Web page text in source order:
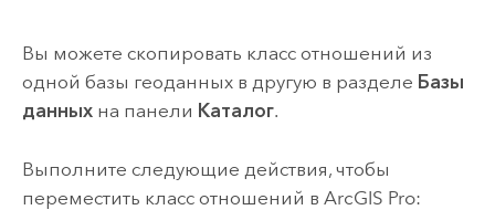
Вы можете скопировать класс отношений из
одной базы геоданных в другую в разделе Базы
данныхна панели Каталог.
Выполните следующие действия, чтобы
переместить класс отношений в ArcGIS Pro: